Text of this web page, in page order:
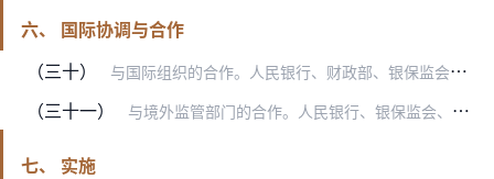
六、 国际协调与合作
（三十）
与国际组织的合作。人民银行、财政部、银保监会、证监会加强与金融稳定理事会、巴塞尔银行监管委员会、国际证监会组织和国际保险监督官协会等国际组织的交流合作，结合我国…
（三十一） 与境外监管部门的合作。人民银行、银保监会、证监会不断提升与境外监管部门的合作水平，加强对系统重要性金融机构境外分支机构的监管，必要时与东道国相关部门签订跨境合作…
七、 实施